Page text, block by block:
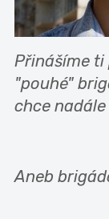
Přinášíme ti
"pouhé"
chce
Aneb